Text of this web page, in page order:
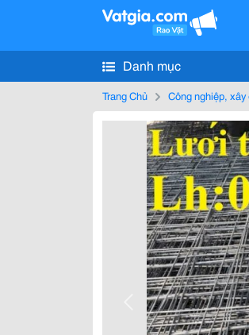
Danh mục
Trang Chủ Công nghiệp,